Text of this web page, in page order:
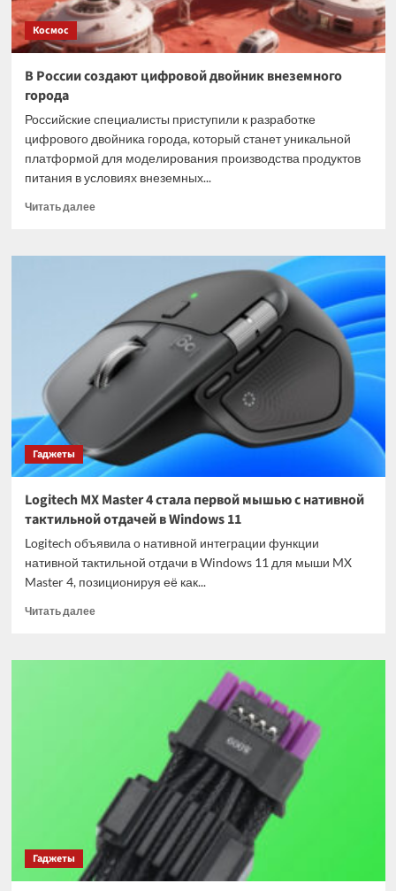
Космос
В России создают цифровой двойник внеземного
города
Российские специалисты приступили к разработке
цифрового двойника города, который станет уникальной
платформой для моделирования производства продуктов
питания в условиях внеземных...
Читать далееПрочитать
В
цифровой
двойник
внеземного
города
Гаджеты
Logitech MX Master 4 стала первой мышью с нативной
тактильной отдачей в Windows 11
Logitech объявила о нативной интеграции функции
нативной тактильной отдачи в Windows 11 для мыши MX
Master 4, позиционируя её как...
Читать далееПрочитать
Logitech
нативной
тактильной
отдачей
в
Windows
11
Гаджеты